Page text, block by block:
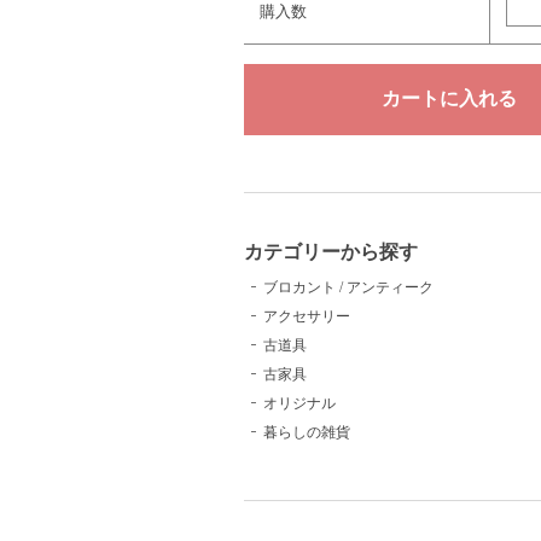
購入数
カテゴリーから探す
ブロカント / アンティーク
アクセサリー
古道具
古家具
オリジナル
暮らしの雑貨